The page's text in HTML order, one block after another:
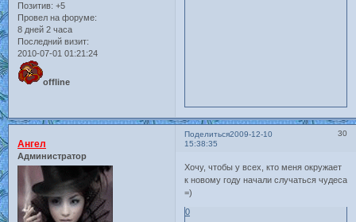
Позитив: +5
Провел на форуме:
8 дней 2 часа
Последний визит:
2010-07-01 01:21:24
offline
Поделиться 30
2009-12-10
15:38:35
Ангел
Администратор
Хочу, чтобы у всех, кто меня окружает
к новому году начали случаться чудеса
=)
0